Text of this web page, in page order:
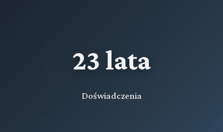
23 lata
Doświadczenia